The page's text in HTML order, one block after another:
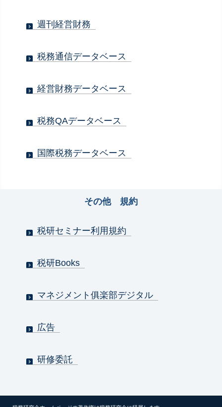
週刊経営財務
税務通信データベース
経営財務データベース
税務QAデータベース
国際税務データベース
その他 規約
税研セミナー利用規約
税研Books
マネジメント俱楽部デジタル
広告
研修委託